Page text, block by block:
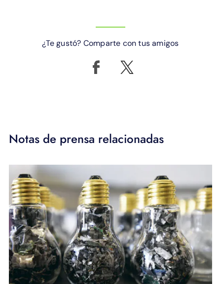
¿Te gustó? Comparte con tus amigos
Notas de prensa relacionadas